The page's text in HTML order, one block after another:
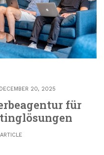
DECEMBER 20, 2025
für
ARTICLE